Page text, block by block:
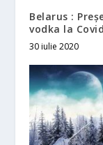
Belarus :
vodka la
30 iulie 2020